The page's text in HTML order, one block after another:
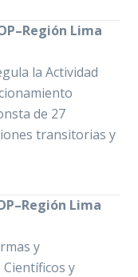
Lima
la Actividad
de 27
transitorias y
Lima
y
y